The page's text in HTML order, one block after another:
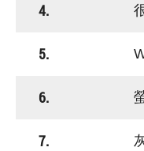
4. 很久
5.
6. 螢
7. 灰